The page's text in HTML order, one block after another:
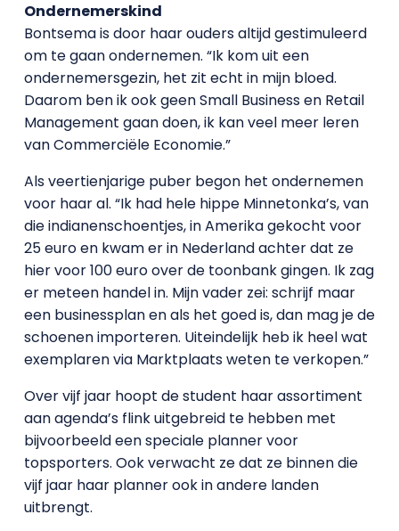
Ondernemerskind
Bontsema is door haar ouders altijd gestimuleerd
om te gaan ondernemen. “Ik kom uit een
ondernemersgezin, het zit echt in mijn bloed.
Daarom ben ik ook geen Small Business en Retail
Management gaan doen, ik kan veel meer leren
van Commerciële Economie.”
Als veertienjarige puber begon het ondernemen
voor haar al. “Ik had hele hippe Minnetonka’s, van
die indianenschoentjes, in Amerika gekocht voor
25 euro en kwam er in Nederland achter dat ze
hier voor 100 euro over de toonbank gingen. Ik zag
er meteen handel in. Mijn vader zei: schrijf maar
een businessplan en als het goed is, dan mag je de
schoenen importeren. Uiteindelijk heb ik heel wat
exemplaren via Marktplaats weten te verkopen.”
Over vijf jaar hoopt de student haar assortiment
aan agenda’s flink uitgebreid te hebben met
bijvoorbeeld een speciale planner voor
topsporters. Ook verwacht ze dat ze binnen die
vijf jaar haar planner ook in andere landen
uitbrengt.